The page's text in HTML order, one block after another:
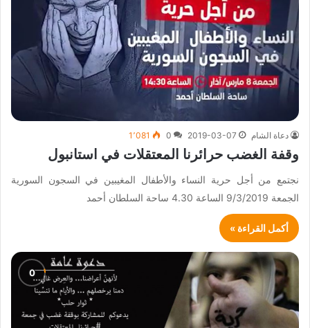
دعاة الشام 2019-03-07
0 1٬081
وقفة الغضب حرائرنا المعتقلات في استانبول
نجتمع من أجل حرية النساء والأطفال المغيبين في السجون السورية
الجمعة 9/3/2019 الساعة 4.30 ساحة السلطان أحمد
أكمل القراءة »